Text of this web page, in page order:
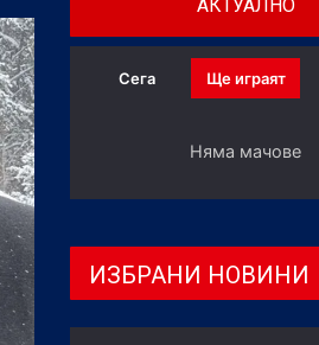
АКТУАЛНО
Сега Ще играят
Няма мачове
ИЗБРАНИ НОВИНИ